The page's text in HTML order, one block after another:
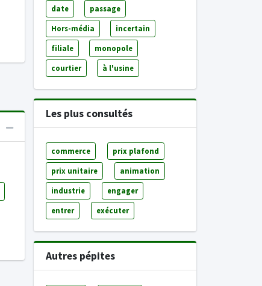
date passage
Hors-média incertain
filiale monopole
courtier à l'usine
Les plus consultés
commerce prix plafond
prix unitaire animation
industrie engager
entrer exécuter
Autres pépites